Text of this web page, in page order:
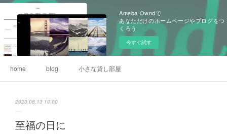
Ameba Owndで
あなただけのホームページやブログをつ
くろう
今すぐ試す
home blog 小さな貸し部屋
2023.08.13 10:00
至福の日に